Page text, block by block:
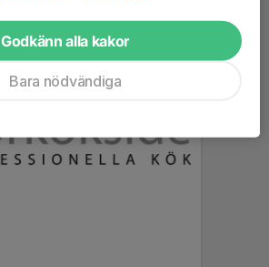
Godkänn alla kakor
Bara nödvändiga